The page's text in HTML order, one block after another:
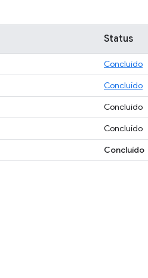
Status
Concluído
Concluído
Concluído
Concluído
Concluído